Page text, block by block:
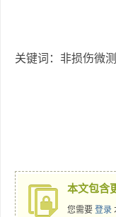
关键词：非损伤微测
本文包含
您需要 登录